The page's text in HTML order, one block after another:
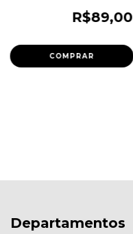
R$89,00
COMPRAR
Departamentos